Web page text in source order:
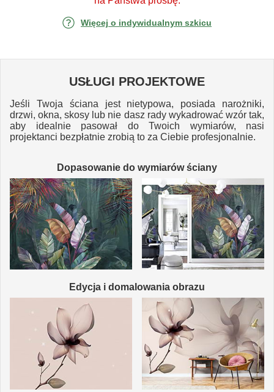
Więcej o indywidualnym szkicu
USŁUGI PROJEKTOWE
Jeśli Twoja ściana jest nietypowa, posiada narożniki,
drzwi, okna, skosy lub nie dasz rady wykadrować wzór tak,
aby idealnie pasował do Twoich wymiarów, nasi
projektanci bezpłatnie zrobią to za Ciebie profesjonalnie.
Dopasowanie do wymiarów ściany
Edycja i domalowania obrazu